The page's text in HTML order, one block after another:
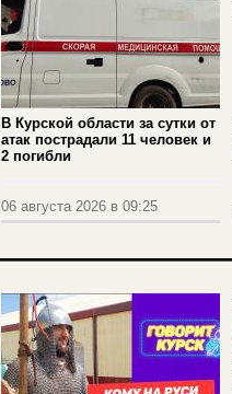
В Курской области за сутки от
атак пострадали 11 человек и
2 погибли
06 августа 2026 в 09:25